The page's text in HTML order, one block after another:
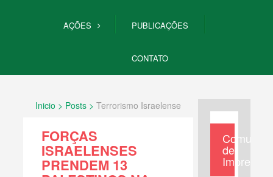
AÇÕES PUBLICAÇÕES
CONTATO
Inicio > Posts > Terrorismo Israelense
FORÇAS
ISRAELENSES
PRENDEM 13
de
Imprensa